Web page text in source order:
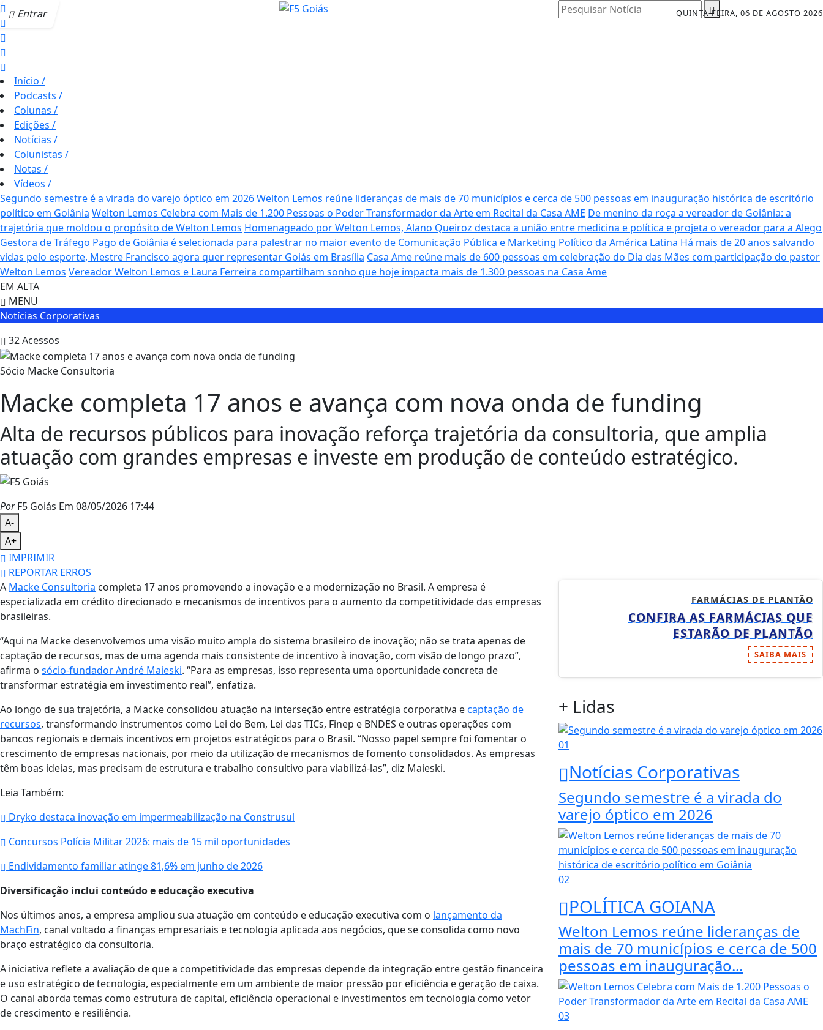
Entrar QUINTA-FEIRA, 06 DE AGOSTO 2026
Pesquisar Notícia
Início /
Podcasts /
Colunas /
Edições /
Notícias /
Colunistas /
Notas /
Vídeos /
Segundo semestre é a virada do varejo óptico em 2026Welton Lemos reúne lideranças de mais de 70 municípios e cerca de 500 pessoas em inauguração histórica de escritório
político em Goiânia Welton Lemos Celebra com Mais de 1.200 Pessoas o Poder Transformador da Arte em Recital da Casa AME De menino da roça a vereador de Goiânia: a
trajetória que moldou o propósito de Welton Lemos Homenageado por Welton Lemos, Alano Queiroz destaca a união entre medicina e política e projeta o vereador para a Alego
Gestora de Tráfego Pago de Goiânia é selecionada para palestrar no maior evento de Comunicação Pública e Marketing Político da América Latina Há mais de 20 anos salvando
vidas pelo esporte, Mestre Francisco agora quer representar Goiás em Brasília Casa Ame reúne mais de 600 pessoas em celebração do Dia das Mães com participação do pastor
Welton Lemos Vereador Welton Lemos e Laura Ferreira compartilham sonho que hoje impacta mais de 1.300 pessoas na Casa Ame
EM ALTA
MENU
Notícias Corporativas
32Acessos
Sócio Macke Consultoria
Macke completa 17 anos e avança com nova onda de funding
Alta de recursos públicos para inovação reforça trajetória da consultoria, que amplia
atuação com grandes empresas e investe em produção de conteúdo estratégico.
PorF5 Goiás Em 08/05/2026 17:44
A-
A+
IMPRIMIR
REPORTAR ERROS
A Macke Consultoria completa 17 anos promovendo a inovação e a modernização no Brasil. A empresa é
especializada em crédito direcionado e mecanismos de incentivos para o aumento da competitividade das empresas
brasileiras.
“Aqui na Macke desenvolvemos uma visão muito ampla do sistema brasileiro de inovação; não se trata apenas de
captação de recursos, mas de uma agenda mais consistente de incentivo à inovação, com visão de longo prazo”,
afirma o sócio-fundador André Maieski. “Para as empresas, isso representa uma oportunidade concreta de
transformar estratégia em investimento real”, enfatiza.
Ao longo de sua trajetória, a Macke consolidou atuação na interseção entre estratégia corporativa ecaptação de
recursos, transformando instrumentos como Lei do Bem, Lei das TICs, Finep e BNDES e outras operações com
bancos regionais e demais incentivos em projetos estratégicos para o Brasil. “Nosso papel sempre foi fomentar o
crescimento de empresas nacionais, por meio da utilização de mecanismos de fomento consolidados. As empresas
têm boas ideias, mas precisam de estrutura e trabalho consultivo para viabilizá-las”, diz Maieski.
Leia Também:
Dryko destaca inovação em impermeabilização na Construsul
Concursos Polícia Militar 2026: mais de 15 mil oportunidades
Endividamento familiar atinge 81,6% em junho de 2026
Diversificação inclui conteúdo e educação executiva
Nos últimos anos, a empresa ampliou sua atuação em conteúdo e educação executiva com o lançamento da
MachFin, canal voltado a finanças empresariais e tecnologia aplicada aos negócios, que se consolida como novo
braço estratégico da consultoria.
A iniciativa reflete a avaliação de que a competitividade das empresas depende da integração entre gestão financeira
e uso estratégico de tecnologia, especialmente em um ambiente de maior pressão por eficiência e geração de caixa.
O canal aborda temas como estrutura de capital, eficiência operacional e investimentos em tecnologia como vetor
de crescimento e resiliência.
FARMÁCIAS DE PLANTÃO
CONFIRA AS FARMÁCIAS QUE
ESTARÃO DE PLANTÃO
SAIBA MAIS
+ Lidas
01
Notícias Corporativas
Segundo semestre é a virada do
varejo óptico em 2026
02
POLÍTICA GOIANA
Welton Lemos reúne lideranças de
mais de 70 municípios e cerca de 500
pessoas em inauguração...
03